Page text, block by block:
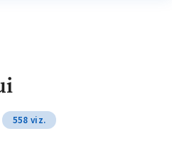
558 viz.